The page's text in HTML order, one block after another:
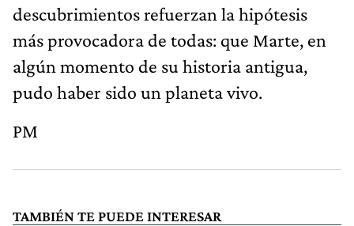
descubrimientos refuerzan la hipótesis
más provocadora de todas: que Marte, en
algún momento de su historia antigua,
pudo haber sido un planeta vivo.
PM
TAMBIÉN TE PUEDE INTERESAR